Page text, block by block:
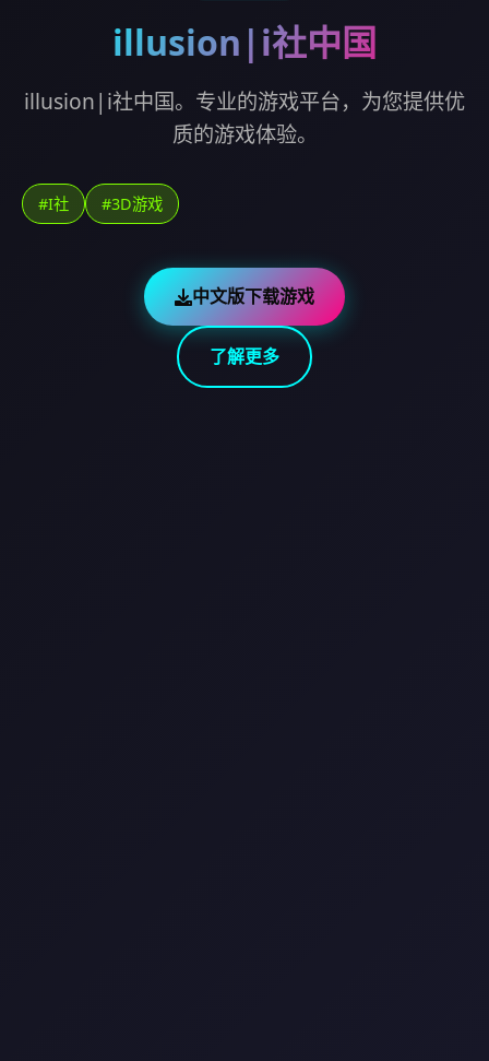
illusion|i社中国
illusion|i社中国。专业的游戏平台，为您提供优
质的游戏体验。
#I社 #3D游戏
中文版下载游戏
了解更多